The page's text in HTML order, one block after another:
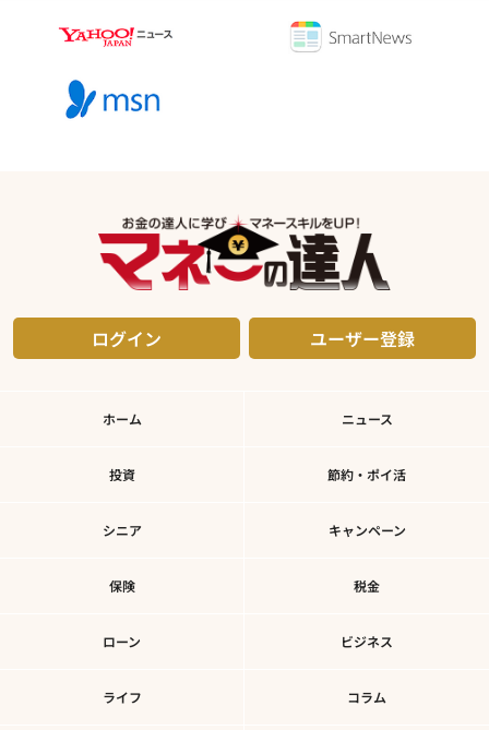
ログイン ユーザー登録
ホーム ニュース
投資 節約・ポイ活
シニア キャンペーン
保険 税金
ローン ビジネス
ライフ コラム